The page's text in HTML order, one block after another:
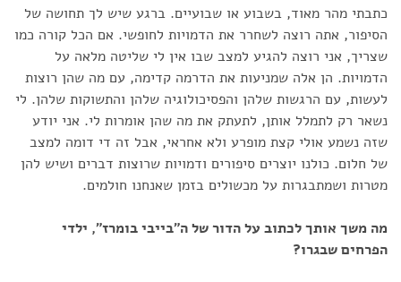
כתבתי מהר מאוד, בשבוע או שבועיים. ברגע שיש לך תחושה של
הסיפור, אתה רוצה לשחרר את הדמויות לחופשי. אם הכל קורה כמו
שצריך, אני רוצה להגיע למצב שבו אין לי שליטה מלאה על
הדמויות. הן אלה שמניעות את הדרמה קדימה, עם מה שהן רוצות
לעשות, עם הרגשות שלהן והפסיכולוגיה שלהן והתשוקות שלהן. לי
נשאר רק לתמלל אותן, לתעתק את מה שהן אומרות לי. אני יודע
שזה נשמע אולי קצת מופרע ולא אחראי, אבל זה די דומה למצב
של חלום. כולנו יוצרים סיפורים ודמויות שרוצות דברים ושיש להן
מטרות ושמתבגרות על מכשולים בזמן שאנחנו חולמים.
מה משך אותך לכתוב על הדור של ה"בייבי בומרז", ילדי
הפרחים שבגרו?